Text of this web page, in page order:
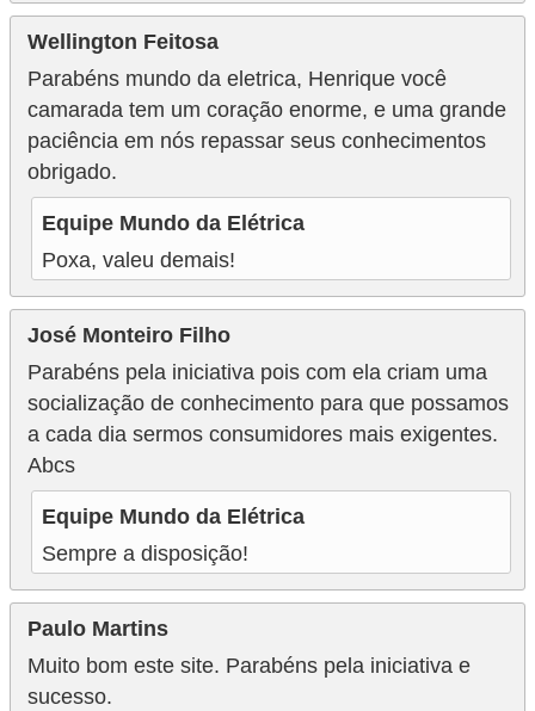
Wellington Feitosa
Parabéns mundo da eletrica, Henrique você
camarada tem um coração enorme, e uma grande
paciência em nós repassar seus conhecimentos
obrigado.
Equipe Mundo da Elétrica
Poxa, valeu demais!
José Monteiro Filho
Parabéns pela iniciativa pois com ela criam uma
socialização de conhecimento para que possamos
a cada dia sermos consumidores mais exigentes.
Abcs
Equipe Mundo da Elétrica
Sempre a disposição!
Paulo Martins
Muito bom este site. Parabéns pela iniciativa e
sucesso.